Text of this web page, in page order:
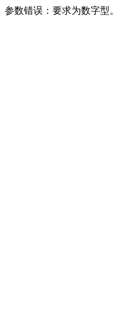
参数错误：要求为数字型。